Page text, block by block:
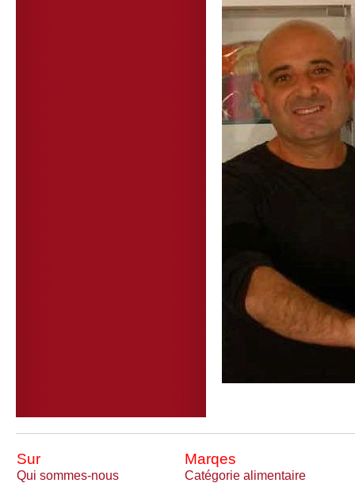
Sur Marqes
Qui sommes-nous
Catégorie alimentaire